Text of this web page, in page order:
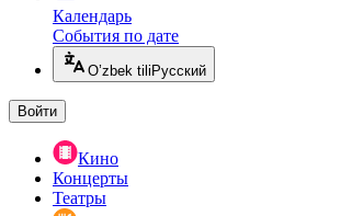
Календарь
События по дате
O’zbek tili Русский
Войти
Кино
Концерты
Театры